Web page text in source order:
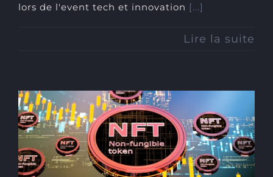
lors de l'event tech et innovation [...]
Lire la suite
Luxe et digital : Les NFT,
leviers de nouvelles
expériences clients
personnalisées